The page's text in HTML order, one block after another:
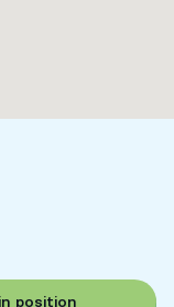
position